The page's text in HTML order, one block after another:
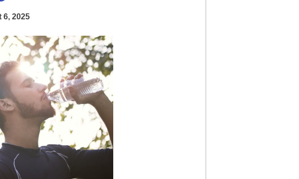
6, 2025